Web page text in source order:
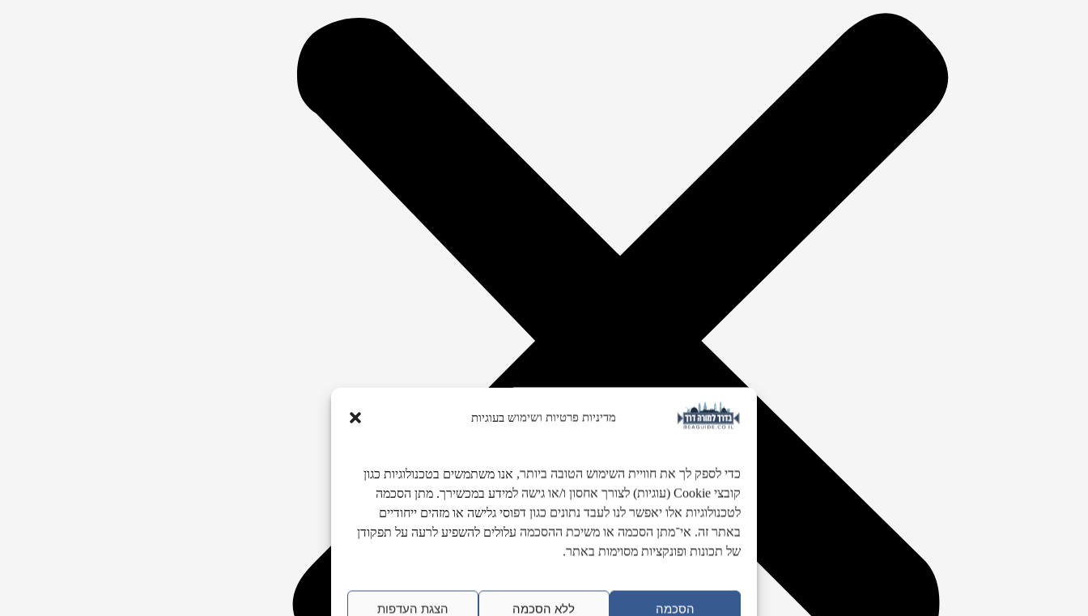
מדיניות פרטיות ושימוש בעוגיות
כדי לספק לך את חוויית השימוש הטובה ביותר, אנו משתמשים בטכנולוגיות כגון
קובצי Cookie (עוגיות) לצורך אחסון ו/או גישה למידע במכשירך. מתן הסכמה
לטכנולוגיות אלו יאפשר לנו לעבד נתונים כגון דפוסי גלישה או מזהים ייחודיים
באתר זה. אי־מתן הסכמה או משיכת ההסכמה עלולים להשפיע לרעה על תפקודן
של תכונות ופונקציות מסוימות באתר.
הסכמה ללא הסכמה הצגת העדפות